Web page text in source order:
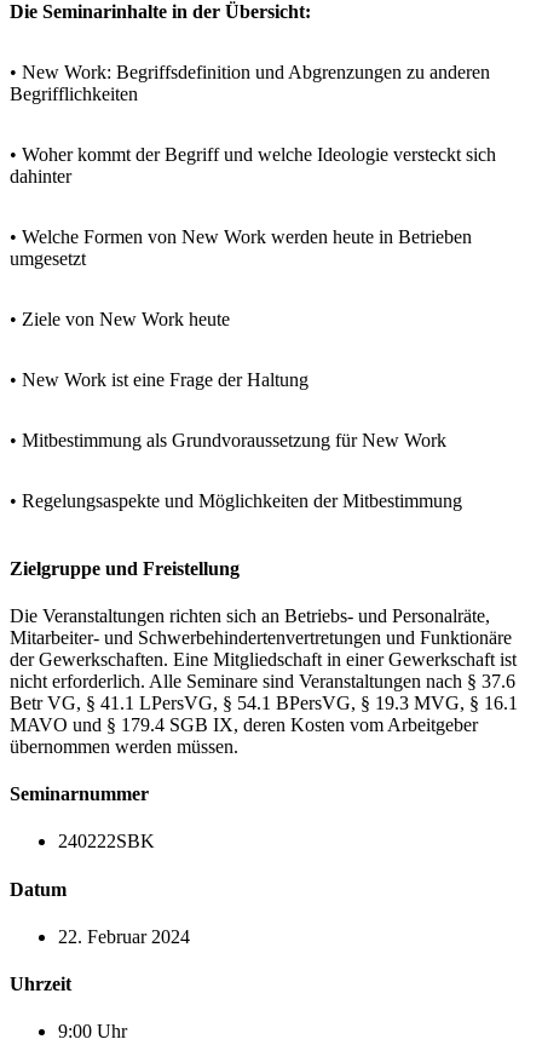
Die Seminarinhalte in der Übersicht:
• New Work: Begriffsdefinition und Abgrenzungen zu anderen
Begrifflichkeiten
• Woher kommt der Begriff und welche Ideologie versteckt sich
dahinter
• Welche Formen von New Work werden heute in Betrieben
umgesetzt
• Ziele von New Work heute
• New Work ist eine Frage der Haltung
• Mitbestimmung als Grundvoraussetzung für New Work
• Regelungsaspekte und Möglichkeiten der Mitbestimmung
Zielgruppe und Freistellung
Die Veranstaltungen richten sich an Betriebs- und Personalräte,
Mitarbeiter- und Schwerbehindertenvertretungen und Funktionäre
der Gewerkschaften. Eine Mitgliedschaft in einer Gewerkschaft ist
nicht erforderlich. Alle Seminare sind Veranstaltungen nach § 37.6
Betr VG, § 41.1 LPersVG, § 54.1 BPersVG, § 19.3 MVG, § 16.1
MAVO und § 179.4 SGB IX, deren Kosten vom Arbeitgeber
übernommen werden müssen.
Seminarnummer
240222SBK
Datum
22. Februar 2024
Uhrzeit
9:00 Uhr